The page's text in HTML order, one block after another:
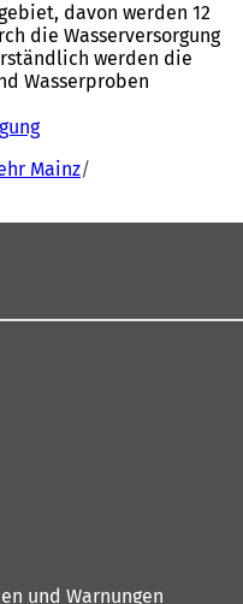
davon werden 12
die Wasserversorgung
werden die
Wasserproben
Mainz
und Warnungen